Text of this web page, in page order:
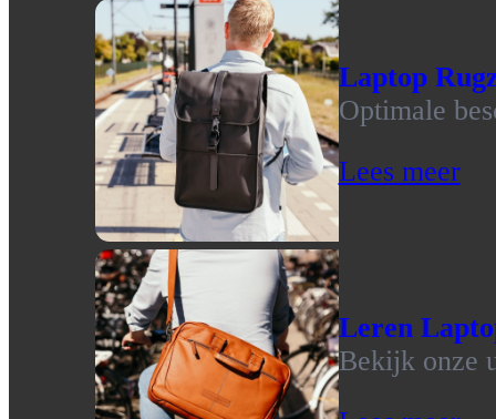
Laptop
Optimale
Lees meer
Leren
Bekijk onze